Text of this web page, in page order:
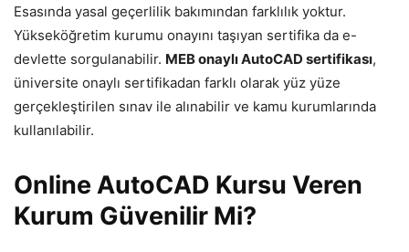
Esasında yasal geçerlilik bakımından farklılık yoktur.
Yükseköğretim kurumu onayını taşıyan sertifika da e-
devlette sorgulanabilir. MEB onaylı AutoCAD sertifikası,
üniversite onaylı sertifikadan farklı olarak yüz yüze
gerçekleştirilen sınav ile alınabilir ve kamu kurumlarında
kullanılabilir.
Online AutoCAD Kursu Veren
Kurum Güvenilir Mi?